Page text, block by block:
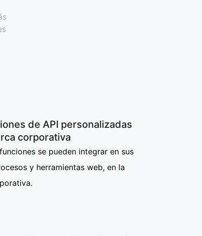
de API personalizadas
corporativa
se pueden integrar en sus
y herramientas web, en la